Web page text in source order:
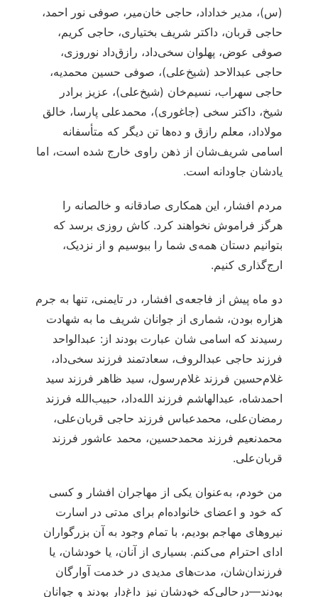
(س)، مدیر خداداد، حاجی خان‌میر، صوفی نور احمد،
حاجی قربان، داکتر شریف بختیاری، حاجی کریم،
صوفی عوض، پهلوان سخی‌داد، رازق‌داد نوروزی،
حاجی عبدالاحد (شیخ‌علی)، صوفی حسین محمدیه،
حاجی سهراب، نسیم‌خان (شیخ‌علی)، عزیز برادر
شیخ، داکتر سخی (جاغوری)، محمدعلی پارسا، خالق
مولاداد، معلم رازق و ده‌ها تن دیگر که متأسفانه
اسامی شریف‌شان از ذهن راوی خارج شده است، اما
یادشان جاودانه است.
مردم افشار، این همکاری صادقانه و خالصانه را
هرگز فراموش نخواهند کرد. کاش روزی برسد که
بتوانیم دستان همه‌ی شما را ببوسیم و از نزدیک،
ارج‌گذاری کنیم.
دو ماه پیش از فاجعه‌ی افشار، در تایمنی، تنها به جرم
هزاره بودن، شماری از جوانان شریف ما به شهادت
رسیدند که اسامی شان عبارت بودند از: عبدالواحد
فرزند حاجی عبدالروف، سعادتمند فرزند سخی‌داد،
غلام‌حسین فرزند غلام‌رسول، سید ظاهر فرزند سید
احمدشاه، عبدالهاشم فرزند الله‌داد، حبیب‌الله فرزند
رمضان‌علی، محمدعباس فرزند حاجی قربان‌علی،
محمدنعیم فرزند محمدحسین، محمد عاشور فرزند
قربان‌علی.
من خودم، به‌عنوان یکی از مهاجران افشار و کسی
که خود و اعضای خانواده‌ام برای مدتی در اسارت
نیروهای مهاجم بودیم، با تمام وجود به آن بزرگواران
ادای احترام می‌کنم. بسیاری از آنان، یا خودشان، یا
فرزندان‌شان، مدت‌های مدیدی در خدمت آوارگان
بودند—درحالی‌که خودشان نیز داغ‌دار بودند و جوانان